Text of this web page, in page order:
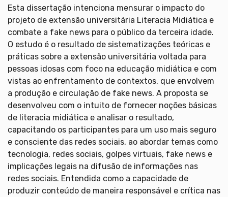
Esta dissertação intenciona mensurar o impacto do
projeto de extensão universitária Literacia Midiática e
combate a fake news para o público da terceira idade.
O estudo é o resultado de sistematizações teóricas e
práticas sobre a extensão universitária voltada para
pessoas idosas com foco na educação midiática e com
vistas ao enfrentamento de contextos, que envolvem
a produção e circulação de fake news. A proposta se
desenvolveu com o intuito de fornecer noções básicas
de literacia midiática e analisar o resultado,
capacitando os participantes para um uso mais seguro
e consciente das redes sociais, ao abordar temas como
tecnologia, redes sociais, golpes virtuais, fake news e
implicações legais na difusão de informações nas
redes sociais. Entendida como a capacidade de
produzir conteúdo de maneira responsável e crítica nas